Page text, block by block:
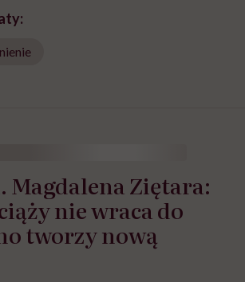
Magdalena Ziętara:
nie wraca do
tworzy nową